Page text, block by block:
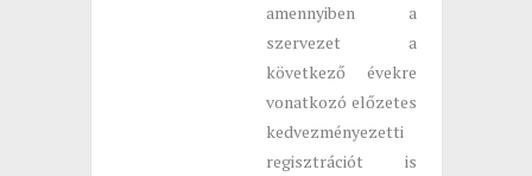
amennyiben a
szervezet a
következő évekre
vonatkozó előzetes
kedvezményezetti
regisztrációt is